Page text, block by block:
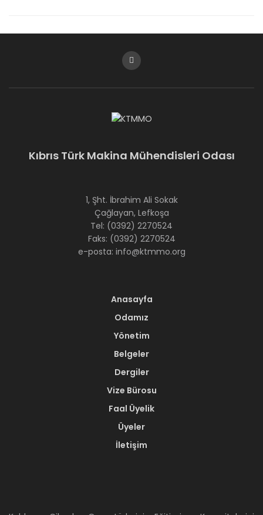
Kıbrıs Türk Makina Mühendisleri Odası
1, Şht. İbrahim Ali Sokak
Çağlayan, Lefkoşa
Tel: (0392) 2270524
Faks: (0392) 2270524
e-posta: info@ktmmo.org
Anasayfa
Odamız
Yönetim
Belgeler
Dergiler
Vize Bürosu
Faal Üyelik
Üyeler
İletişim